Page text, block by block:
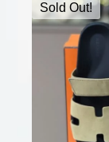
Sold Out!